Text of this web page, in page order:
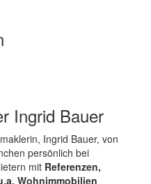
Ingrid Bauer
Ingrid Bauer, von
persönlich bei
mit Referenzen,
Wohnimmobilien